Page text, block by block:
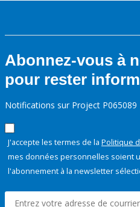
Abonnez-vous à
pour rester
Notifications sur Project P065089
J'accepte les termes de la Politique
mes données personnelles soient
l'abonnement à la newsletter